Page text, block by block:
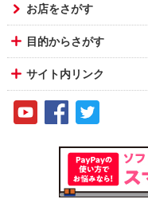
お店をさがす
目的からさがす
サイト内リンク